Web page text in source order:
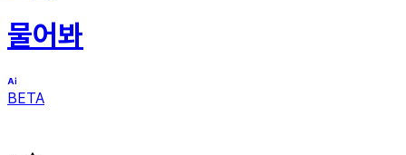
물어봐
BETA